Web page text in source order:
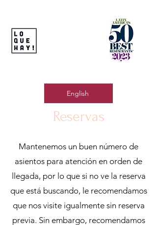
English
Reservas
Mantenemos un buen número de
asientos para atención en orden de
llegada, por lo que si no ve la reserva
que está buscando, le recomendamos
que nos visite igualmente sin reserva
previa. Sin embargo, recomendamos